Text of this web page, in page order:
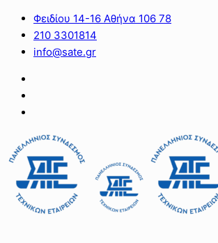
Φειδίου 14-16 Αθήνα 106 78
210 3301814
info@sate.gr